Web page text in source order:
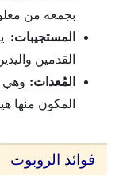
بجمعه من
المستجيبات:
القدمين
المُعدات: وهي
المكون منها
فوائد الروبوت